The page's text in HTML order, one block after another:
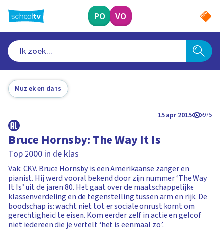
naar
hoofdinhoud
PO VO
Muziek en dans
15 apr 2015 975
Bruce Hornsby: The Way It Is
Top 2000 in de klas
Vak: CKV. Bruce Hornsby is een Amerikaanse zanger en
pianist. Hij werd vooral bekend door zijn nummer ‘The Way
It Is’ uit de jaren 80. Het gaat over de maatschappelijke
klassenverdeling en de tegenstelling tussen arm en rijk. De
boodschap is: wacht niet tot er sociale onrust komt om
gerechtigheid te eisen. Kom eerder zelf in actie en geloof
niet iedereen die je vertelt ‘het is eenmaal zo’.